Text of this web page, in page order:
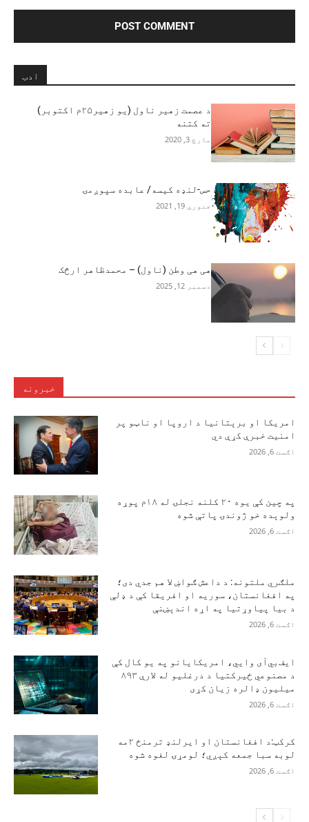
ادب
د عصمت زهیر ناول (یو زهیر۲۵م اکتوبر)
ته کتنه
مارچ 3, 2020
حس-لنډه کیسه/ عابده سپوږمۍ
جنوري 19, 2021
هی هی وطن (ناول) – محمدظاهر ارڅک
دسمبر 12, 2025
خبرونه
امریکا او برېتانیا د اروپا او ناټو پر
امنیت خبرې کړې دي
اګست 6, 2026
په چین کې یوه ۲۰ کلنه نجلۍ له ۱۸م پوړه
ولوېده خو ژوندۍ پاتې شوه
اګست 6, 2026
ملګري ملتونه: د داعش ګواښ لا هم جدي دی؛
په افغانستان، سوریه او افریقا کې د ډلې
د بیا پیاوړتیا په اړه اندېښنې
اګست 6, 2026
ایف‌بي‌آی وايي، امریکایانو په یو کال کې
د مصنوعي ځیرکتیا د درغلیو له لارې ۸۹۳
میلیون ډالره زیان کړی
اګست 6, 2026
کرکټ:د افغانستان او ایرلنډ ترمنځ ۲مه
لوبه سبا جمعه کېږي؛ لومړۍ لغوه شوه
اګست 6, 2026